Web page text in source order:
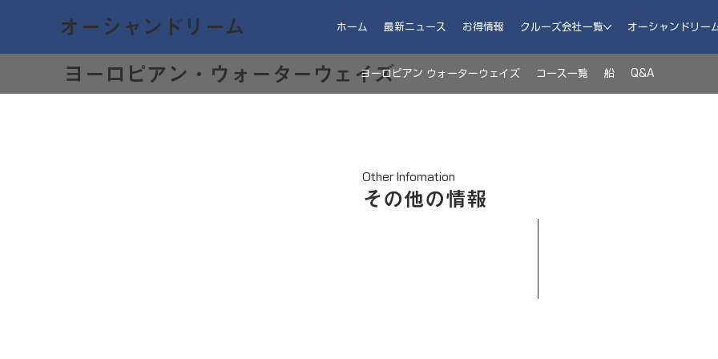
オーシャンドリーム ホーム 最新ニュース お得情報 クルーズ会社一覧 オーシャンドリー
ヨーロピアン・ウォーターウェイズヨーロピアン ウォーターウェイズ コース一覧 船 Q&A
Other Infomation
その他の情報